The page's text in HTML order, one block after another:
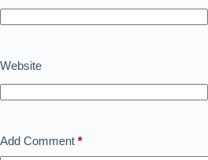
Website
Add Comment *